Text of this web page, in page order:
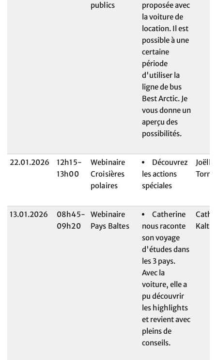
publics
proposée avec
la voiture de
location. Il est
possible à une
certaine
période
d'utiliser la
ligne de bus
Best Arctic. Je
vous donne un
aperçu des
possibilités.
22.01.2026
12h15-
13h00
Webinaire
Croisières
polaires
Découvrez
les actions
spéciales
Joëlle
13.01.2026
08h45-
09h20
Webinaire
Pays Baltes
Catherine
nous raconte
son voyage
d'études dans
les 3 pays.
Avec la
voiture, elle a
pu découvrir
les highlights
et revient avec
pleins de
conseils.